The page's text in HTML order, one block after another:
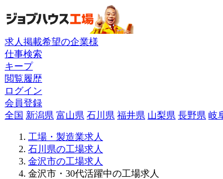
求人掲載希望の企業様
仕事検索
キープ
閲覧履歴
ログイン
会員登録
全国 新潟県 富山県 石川県 福井県 山梨県 長野県 岐
工場・製造業求人
石川県の工場求人
金沢市の工場求人
金沢市・30代活躍中の工場求人